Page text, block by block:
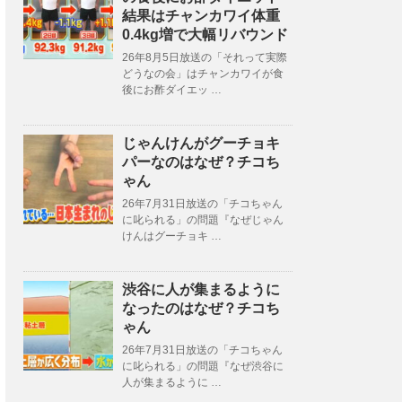
結果はチャンカワイ体重
0.4kg増で大幅リバウンド
26年8月5日放送の「それって実際
どうなの会」はチャンカワイが食
後にお酢ダイエッ …
じゃんけんがグーチョキ
パーなのはなぜ？チコち
ゃん
26年7月31日放送の「チコちゃん
に叱られる」の問題『なぜじゃん
けんはグーチョキ …
渋谷に人が集まるように
なったのはなぜ？チコち
ゃん
26年7月31日放送の「チコちゃん
に叱られる」の問題『なぜ渋谷に
人が集まるように …